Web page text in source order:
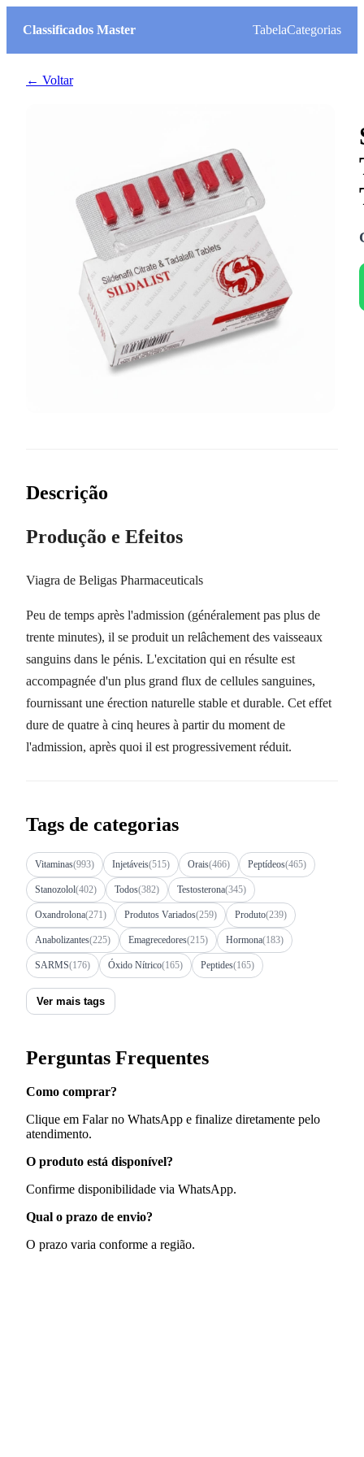
Classificados Master TabelaCategorias
← Voltar
Descrição
Produção e Efeitos
Viagra de Beligas Pharmaceuticals
Peu de temps après l'admission (généralement pas plus de
trente minutes), il se produit un relâchement des vaisseaux
sanguins dans le pénis. L'excitation qui en résulte est
accompagnée d'un plus grand flux de cellules sanguines,
fournissant une érection naturelle stable et durable. Cet effet
dure de quatre à cinq heures à partir du moment de
l'admission, après quoi il est progressivement réduit.
Tags de categorias
Vitaminas(993) Injetáveis(515) Orais(466) Peptídeos(465)
Stanozolol(402) Todos(382) Testosterona(345)
Oxandrolona(271) Produtos Variados(259) Produto(239)
Anabolizantes(225) Emagrecedores(215) Hormona(183)
SARMS(176) Óxido Nítrico(165) Peptides(165)
Ver mais tags
Perguntas Frequentes
Como comprar?
Clique em Falar no WhatsApp e finalize diretamente pelo
atendimento.
O produto está disponível?
Confirme disponibilidade via WhatsApp.
Qual o prazo de envio?
O prazo varia conforme a região.